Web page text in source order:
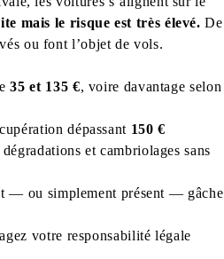
mais le risque est très élevé. De
ou font l’objet de vols.
35 et 135 €, voire davantage selon
dépassant 150 €
et cambriolages sans
— ou simplement présent — gâche
votre responsabilité légale